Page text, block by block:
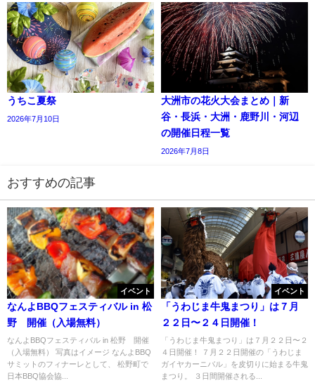
うちこ夏祭
2026年7月10日
大洲市の花火大会まとめ｜新
谷・長浜・大洲・鹿野川・河辺
の開催日程一覧
2026年7月8日
おすすめの記事
イベント
なんよBBQフェスティバル in 松
野 開催（入場無料）
なんよBBQフェスティバル in 松野 開催
（入場無料） 写真はイメージ なんよBBQ
サミットのフィナーレとして、 松野町で
日本BBQ協会協...
イベント
「うわじま牛鬼まつり」は７月
２２日〜２４日開催！
「うわじま牛鬼まつり」は７月２２日〜２
４日開催！ ７月２２日開催の「うわじま
ガイヤカーニバル」を皮切りに始まる牛鬼
まつり。 ３日間開催される...